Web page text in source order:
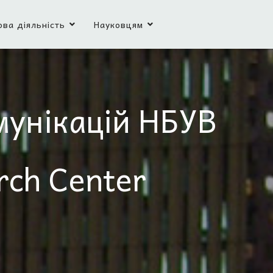
діяльність Науковцям
НБУВ
Center